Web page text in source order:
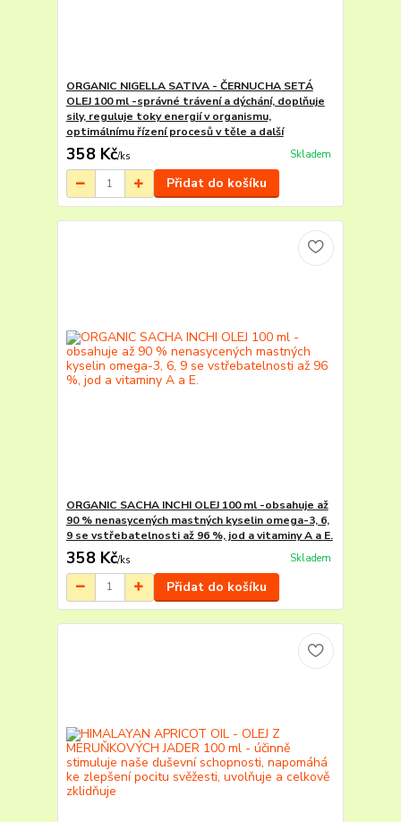
ORGANIC NIGELLA SATIVA - ČERNUCHA SETÁ
OLEJ 100 ml -správné trávení a dýchání, doplňuje
sily, reguluje toky energií v organismu,
optimálnímu řízení procesů v těle a další
358 Kč/ks Skladem
Přidat do košíku
ORGANIC SACHA INCHI OLEJ 100 ml -obsahuje až
90 % nenasycených mastných kyselin omega-3, 6,
9 se vstřebatelnosti až 96 %, jod a vitaminy A a E.
358 Kč/ks Skladem
Přidat do košíku